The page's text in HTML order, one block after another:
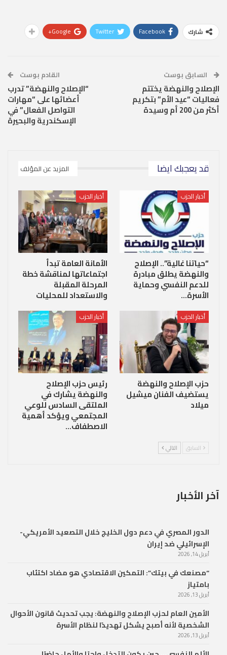
شارك Facebook
Twitter
Google+
السابق بوست
الإصلاح والنهضة يختتم
فعاليات “عيد الأم” بتكريم
أكثر من 200 أم وسيدة
القادم بوست
“الإصلاح والنهضة” تدرب
أعضائها على “مهارات
التواصل الفعال” في
الإسكندرية والبحيرة
قد يعجبك ايضا المزيد عن المؤلف
أخبار الحزب
“حياتنا غالية”.. الإصلاح
والنهضة يطلق مبادرة
للدعم النفسي وحماية
الأسرة…
أخبار الحزب
الأمانة العامة تبدأ
اجتماعاتها لمناقشة خطة
المرحلة المقبلة
والاستعداد للمحليات
أخبار الحزب
حزب الإصلاح والنهضة
يستضيف الفنان ميشيل
ميلاد
أخبار الحزب
رئيس حزب الإصلاح
والنهضة يشارك في
الملتقى السادس للوعي
المجتمعي ويؤكد أهمية
الاصطفاف…
السابق التالي
آخر الأخبار
الدور المصري في دعم دول الخليج خلال التصعيد الأمريكي-
الإسرائيلي ضد إيران
أبريل 14, 2026
“مصنعك في بيتك”: التمكين الاقتصادي هو مضاد اكتئاب
بامتياز
أبريل 13, 2026
الأمين العام لحزب الإصلاح والنهضة: يجب تحديث قانون الأحوال
الشخصية لأنه أصبح يشكل تهديدًا لنظام الأسرة
أبريل 13, 2026